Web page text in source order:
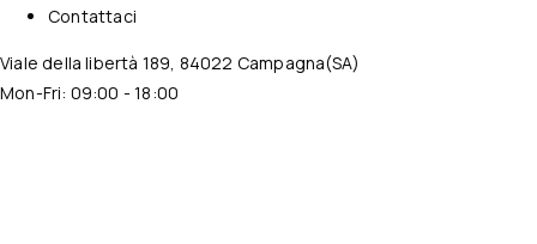
Contattaci
Viale della libertà 189, 84022 Campagna(SA)
Mon-Fri: 09:00 - 18:00